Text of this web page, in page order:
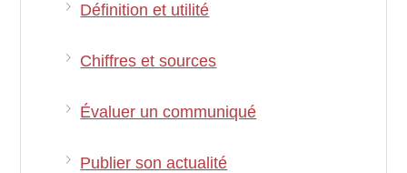
Définition et utilité
Chiffres et sources
Évaluer un communiqué
Publier son actualité